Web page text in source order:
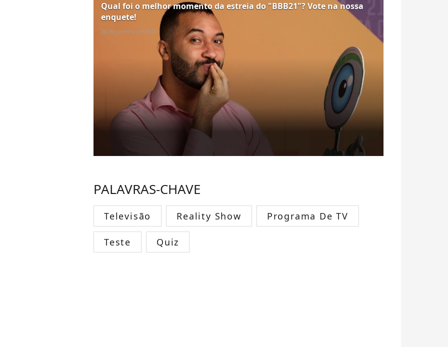
Qual foi o melhor momento da estreia do "BBB21"? Vote na nossa
enquete!
26 de janeiro de 2021
PALAVRAS-CHAVE
Televisão Reality Show Programa De TV
Teste Quiz